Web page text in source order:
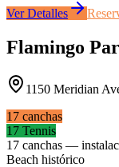
Ver Detalles
Flamingo
1150 Meridian
17 canchas
17 Tennis
17 canchas —
Beach histórico